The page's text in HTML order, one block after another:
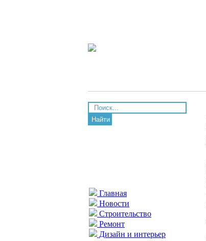
Найти
Главная
Новости
Строительство
Ремонт
Дизайн и интерьер